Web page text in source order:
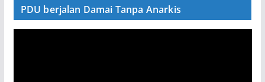
PDU berjalan Damai Tanpa Anarkis